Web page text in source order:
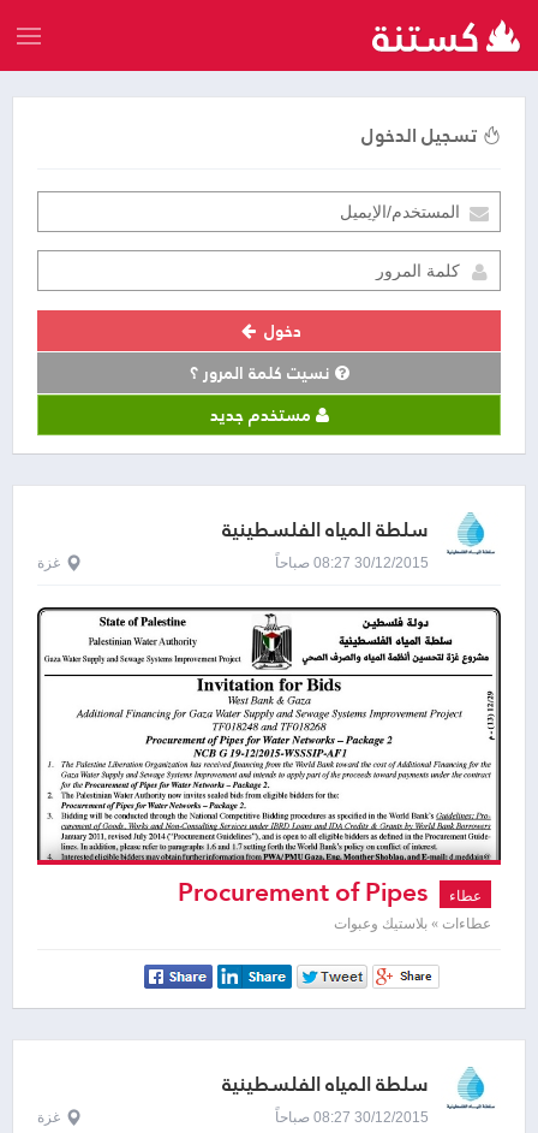
تسجيل الدخول
دخول
نسيت كلمة المرور ؟
مستخدم جديد
سلطة المياه الفلسطينية
30/12/2015 08:27 صباحاً غزة
عطاء
عطاءات » بلاستيك وعبوات
سلطة المياه الفلسطينية
30/12/2015 08:27 صباحاً غزة